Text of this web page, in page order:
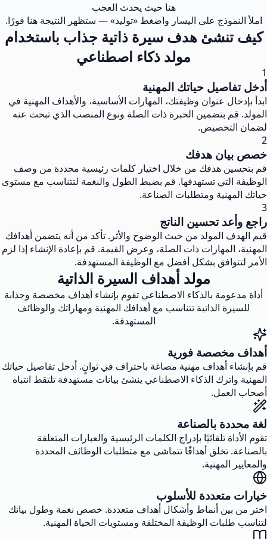
هنا حيث يحدث العجب
املأ النموذج على اليسار واضغط «توليد» — ستظهر النتيجة هنا فورًا.
كيف تنشئ هدف سيرة ذاتية جذاب باستخدام
مولد ذكاء اصطناعي
1
أدخل تفاصيل حياتك المهنية
ابدأ بإدخال عنوان وظيفتك، المهارات الأساسية، والأهداف المهنية في
المولد. قم بتضمين الخبرة ذات الصلة ونوع المنصب الذي تبحث عنه
لضمان التخصيص.
2
خصص بيان هدفك
قم بتحسين هدفك من خلال اختيار كلمات رئيسية محددة من وصف
الوظيفة التي تستهدفها. قم بضبط الطول والنغمة لتتناسب مع مستوى
حياتك المهنية ومتطلبات الصناعة.
3
راجع وأعد تحسين الناتج
قيم الهدف المولد من حيث الوضوح والأثر. تأكد من أنه يتضمن أهدافك
المهنية، المهارات ذات الصلة، وعرض القيمة. قم بإعادة الإنشاء إذا لزم
الأمر لتتوافق بشكل أفضل مع الوظيفة المستهدفة.
مولد أهداف السيرة الذاتية
أداة مدعومة بالذكاء الاصطناعي تقوم بإنشاء أهداف مخصصة وجذابة
للسيرة الذاتية تتناسب مع أهدافك المهنية ومهاراتك والوظائف
المستهدفة.
أهداف مخصصة فورية
قم بإنشاء أهداف مهنية مصاغة باحتراف في ثوانٍ. أدخل تفاصيل حياتك
المهنية واترك الذكاء الاصطناعي ينشئ بيانات مستهدفة تلتقط انتباه
أصحاب العمل.
لغة محددة بالصناعة
تقوم الأداة تلقائيًا بإدراج الكلمات الرئيسية والعبارات المتعلقة
بالصناعة. تخلق أهدافًا تتماشى مع متطلبات الوظائف المحددة
والمعايير المهنية.
خيارات متعددة للأسلوب
اختر من بين أنماط وأشكال أهداف متعددة. خصص نغمة وطول بيانك
لتناسب طلبات الوظيفة المختلفة ومستويات الحياة المهنية.